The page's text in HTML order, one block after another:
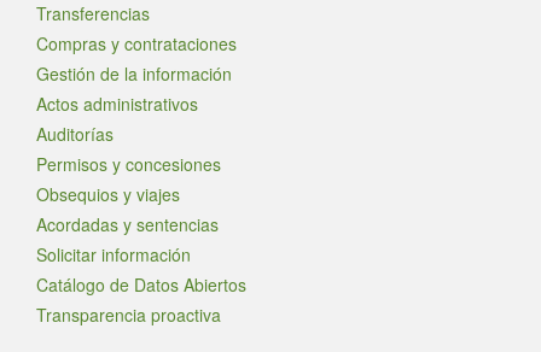
Transferencias
Compras y contrataciones
Gestión de la información
Actos administrativos
Auditorías
Permisos y concesiones
Obsequios y viajes
Acordadas y sentencias
Solicitar información
Catálogo de Datos Abiertos
Transparencia proactiva